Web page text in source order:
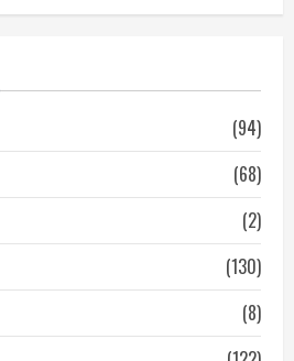
(94)
(68)
(2)
(130)
(8)